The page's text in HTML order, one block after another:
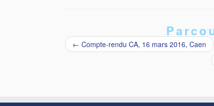
← Compte-rendu CA, 16 mars 2016, Caen